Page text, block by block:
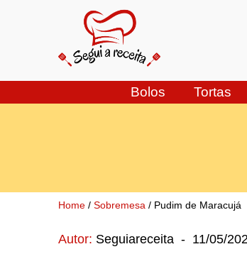
Bolos Tortas
Home / Sobremesa / Pudim de Maracujá
Autor: Seguiareceita - 11/05/